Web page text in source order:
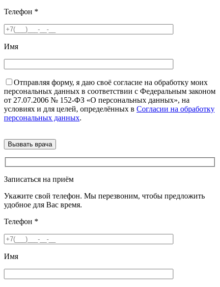
Телефон *
Имя
Отправляя форму, я даю своё согласие на обработку моих
персональных данных в соответствии с Федеральным законом
от 27.07.2006 № 152-ФЗ «О персональных данных», на
условиях и для целей, определённых в Согласии на обработку
персональных данных.
Записаться на приём
Укажите свой телефон. Мы перезвоним, чтобы предложить
удобное для Вас время.
Телефон *
Имя